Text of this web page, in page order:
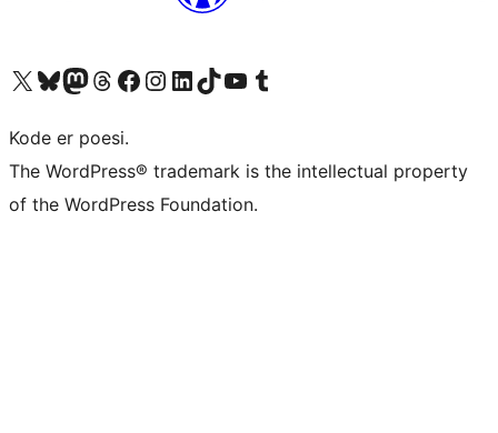
Besøk vår konto på X Visit our Bluesky account
Besøk vår Mastodon-konto
Visit our Threads account
Besøk vår Facebook-sideBesøk vår Instagram-konto
Besøk vår LinkedIn-konto
Visit our TikTok account
Visit our YouTube channel
Visit our Tumblr account
Kode er poesi.
The WordPress® trademark is the intellectual property
of the WordPress Foundation.